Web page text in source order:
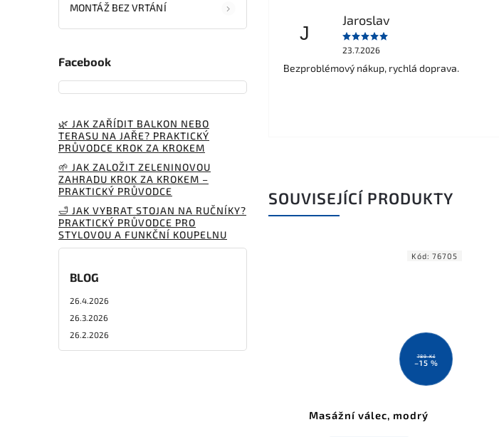
MONTÁŽ BEZ VRTÁNÍ
Facebook
🌿 JAK ZAŘÍDIT BALKON NEBO
TERASU NA JAŘE? PRAKTICKÝ
PRŮVODCE KROK ZA KROKEM
🌱 JAK ZALOŽIT ZELENINOVOU
ZAHRADU KROK ZA KROKEM –
PRAKTICKÝ PRŮVODCE
🛁 JAK VYBRAT STOJAN NA RUČNÍKY?
PRAKTICKÝ PRŮVODCE PRO
STYLOVOU A FUNKČNÍ KOUPELNU
BLOG
26.4.2026
26.3.2026
26.2.2026
J
Jaroslav
23.7.2026
Bezproblémový nákup, rychlá doprava.
SOUVISEJÍCÍ PRODUKTY
789 Kč
–15 %
Masážní válec, modrý
Kód: 76705